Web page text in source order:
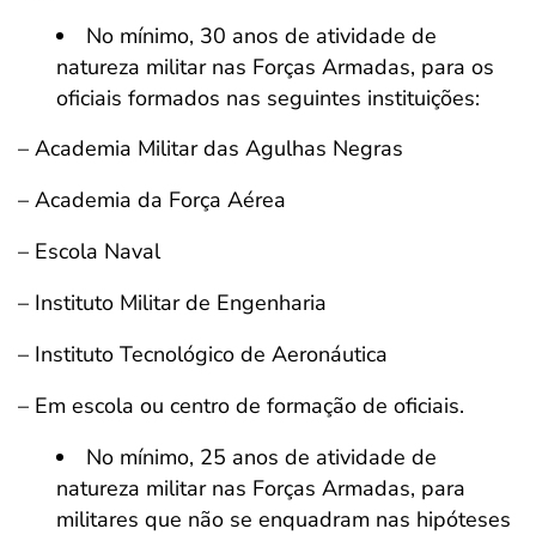
No mínimo, 30 anos de atividade de
natureza militar nas Forças Armadas, para os
oficiais formados nas seguintes instituições:
– Academia Militar das Agulhas Negras
– Academia da Força Aérea
– Escola Naval
– Instituto Militar de Engenharia
– Instituto Tecnológico de Aeronáutica
– Em escola ou centro de formação de oficiais.
No mínimo, 25 anos de atividade de
natureza militar nas Forças Armadas, para
militares que não se enquadram nas hipóteses